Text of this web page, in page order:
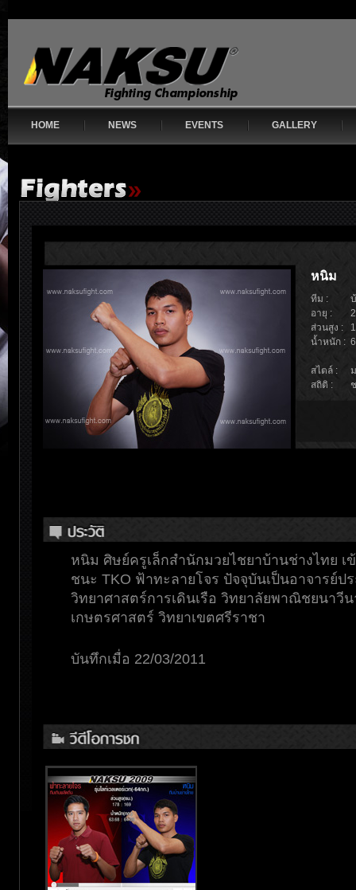
HOME NEWS EVENTS GALLERY
หนิม
ทีม :
อายุ :
ส่วนสูง :
น้ำหนัก :
สไตล์ :
สถิติ :
หนิม ศิษย์ครูเล็กสำนักมวยไชยาบ้านช่างไทย เ
ชนะ TKO ฟ้าทะลายโจร ปัจจุบันเป็นอาจารย์ป
วิทยาศาสตร์การเดินเรือ วิทยาลัยพาณิชยนาวี
เกษตรศาสตร์ วิทยาเขตศรีราชา
บันทึกเมื่อ 22/03/2011